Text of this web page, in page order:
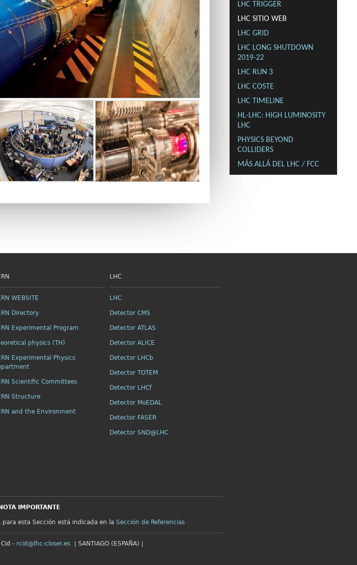
LHC TRIGGER
LHC SITIO WEB
LHC GRID
LHC LONG SHUTDOWN
2019-22
LHC RUN 3
LHC COSTE
LHC TIMELINE
HL-LHC: HIGH LUMINOSITY
LHC
PHYSICS BEYOND
COLLIDERS
MÁS ALLÁ DEL LHC / FCC
WEBSITE
Directory
Experimental Program
physics (TH)
Experimental Physics
Scientific Committees
Structure
and the Environment
LHC
LHC
Detector CMS
Detector ATLAS
Detector ALICE
Detector LHCb
Detector TOTEM
Detector LHCf
Detector MoEDAL
Detector FASER
Detector SND@LHC
NOTA IMPORTANTE
esta Sección está indicada en la Sección de Referencias
- rcid@lhc-closer.es | SANTIAGO (ESPAÑA) |